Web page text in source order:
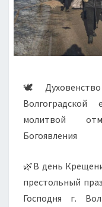
молитвой
Богоявления
🌿В день
престольный
Господня г.